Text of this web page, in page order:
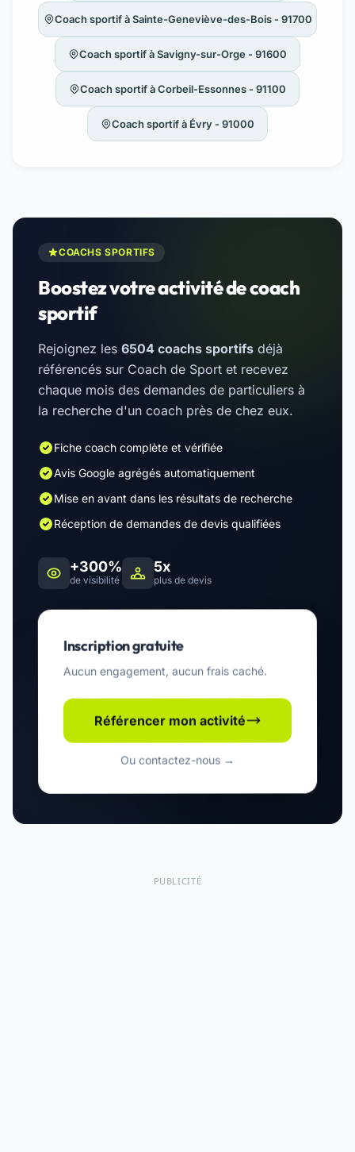
Coach sportif à Sainte-Geneviève-des-Bois - 91700
Coach sportif à Savigny-sur-Orge - 91600
Coach sportif à Corbeil-Essonnes - 91100
Coach sportif à Évry - 91000
COACHS SPORTIFS
Boostez votre activité de coach
sportif
Rejoignez les 6504 coachs sportifs déjà
référencés sur Coach de Sport et recevez
chaque mois des demandes de particuliers à
la recherche d'un coach près de chez eux.
Fiche coach complète et vérifiée
Avis Google agrégés automatiquement
Mise en avant dans les résultats de recherche
Réception de demandes de devis qualifiées
+300%
de visibilité
5x
plus de devis
Inscription gratuite
Aucun engagement, aucun frais caché.
Référencer mon activité
Ou contactez-nous →
PUBLICITÉ